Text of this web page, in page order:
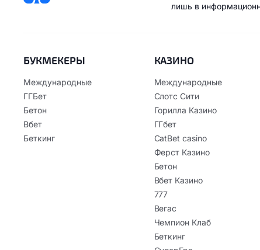
лишь в
БУКМЕКЕРЫ
Международные
ГГБет
Бетон
Вбет
Беткинг
КАЗИНО
Международные
Слотс Сити
Горилла Казино
ГГбет
CatBet casino
Ферст Казино
Бетон
Вбет Казино
777
Вегас
Чемпион Клаб
Беткинг